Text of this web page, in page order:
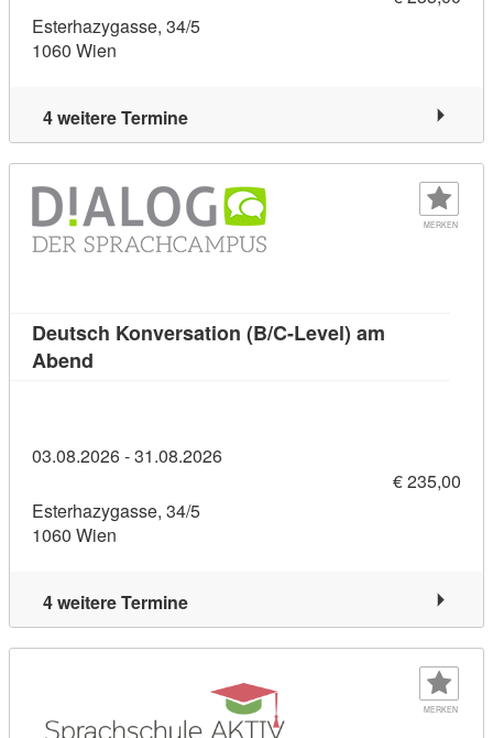
Esterhazygasse, 34/5
1060 Wien
4 weitere Termine
MERKEN
Deutsch Konversation (B/C-Level) am
Abend
03.08.2026 - 31.08.2026
€ 235,00
Esterhazygasse, 34/5
1060 Wien
4 weitere Termine
MERKEN